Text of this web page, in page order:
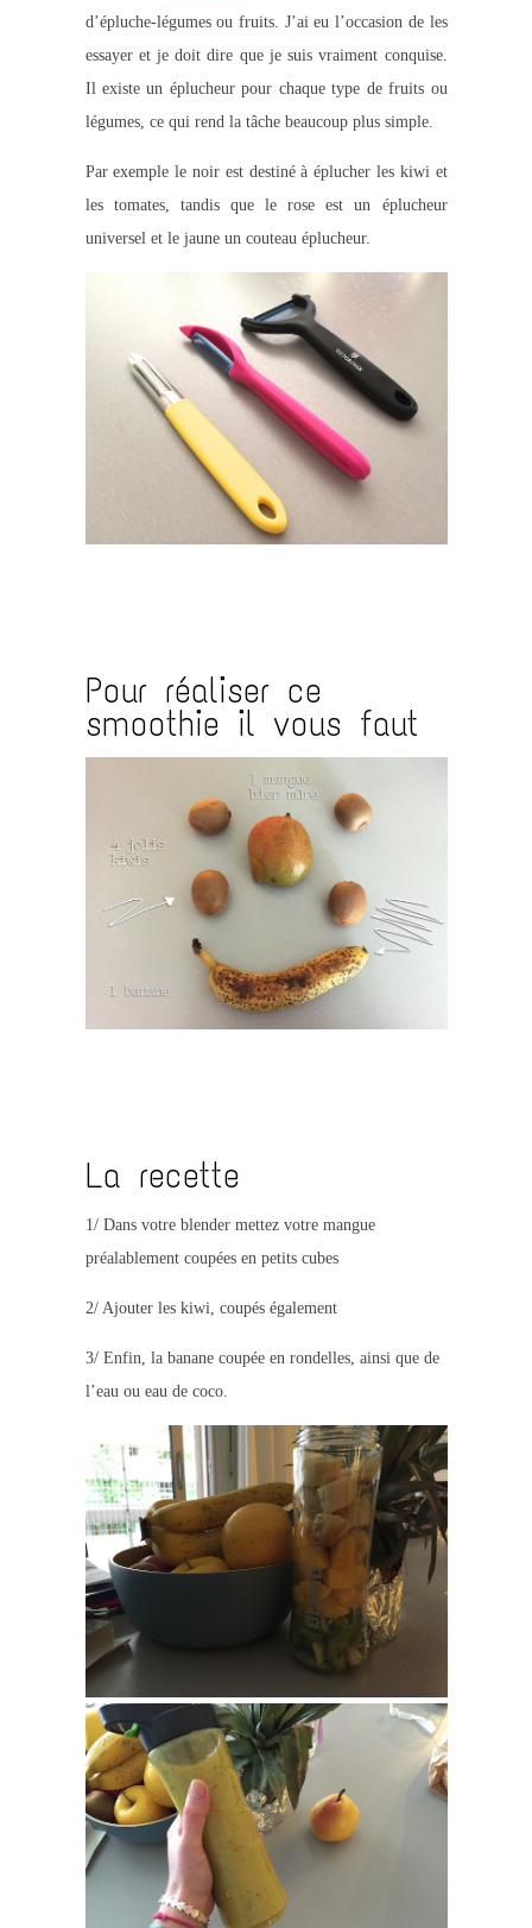
d’épluche-légumes ou fruits. J’ai eu l’occasion de les
essayer et je doit dire que je suis vraiment conquise.
Il existe un éplucheur pour chaque type de fruits ou
légumes, ce qui rend la tâche beaucoup plus simple.
Par exemple le noir est destiné à éplucher les kiwi et
les tomates, tandis que le rose est un éplucheur
universel et le jaune un couteau éplucheur.
Pour réaliser ce
smoothie il vous faut
La recette
1/ Dans votre blender mettez votre mangue
préalablement coupées en petits cubes
2/ Ajouter les kiwi, coupés également
3/ Enfin, la banane coupée en rondelles, ainsi que de
l’eau ou eau de coco.